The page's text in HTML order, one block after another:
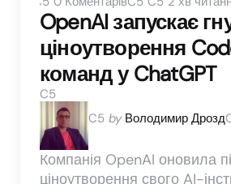
Posted
by Володимир Дрозд
OpenAI запускає
ціноутворення
команд у ChatGPT
Компанія OpenAI оновила
ціноутворення свого AI-